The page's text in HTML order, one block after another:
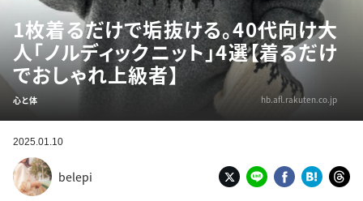
1枚着るだけで垢抜ける。40代向け大
人「ノルディックニット」4選【着るだけ
でおしゃれ上級者】
心と体 hb.afl.rakuten.co.jp
2025.01.10
belepi